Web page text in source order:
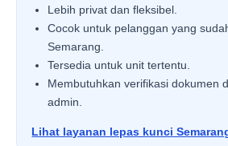
Lebih privat dan fleksibel.
Cocok untuk pelanggan yang
Semarang.
Tersedia untuk unit tertentu.
Membutuhkan verifikasi dokumen
admin.
Lihat layanan lepas kunci